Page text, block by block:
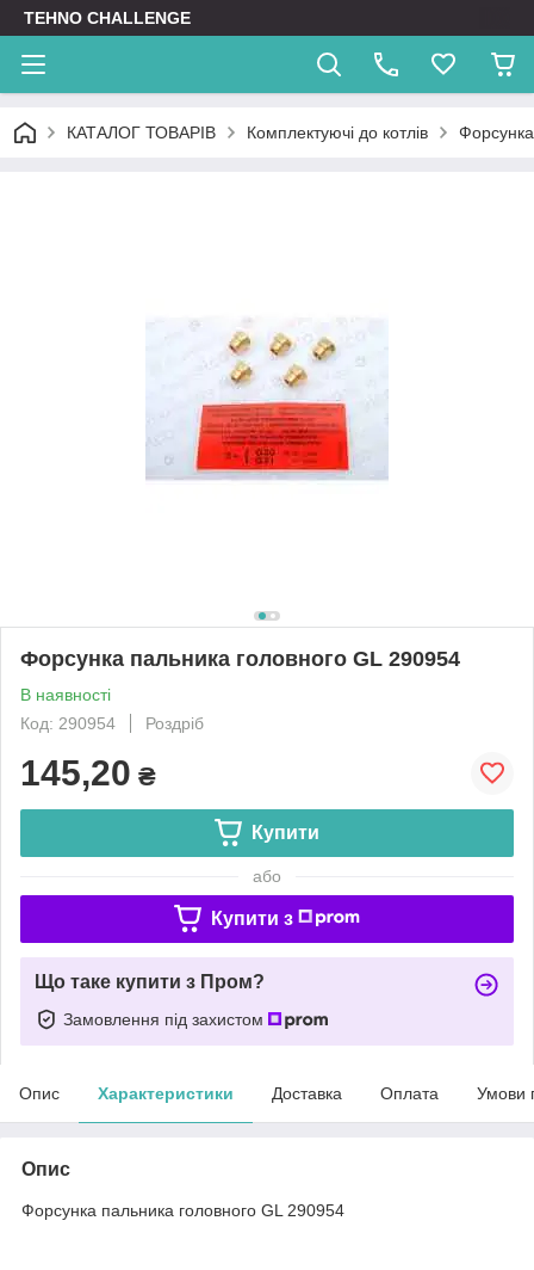
TEHNO CHALLENGE
КАТАЛОГ ТОВАРІВ Комплектуючі до котлів
Форсунка пальника головного GL 290954
В наявності
Код: 290954
Роздріб
145,20 ₴
Купити
або
Купити з
Що таке купити з Пром?
Замовлення під захистом
Опис Характеристики Доставка Оплата Умови
Опис
Форсунка пальника головного GL 290954